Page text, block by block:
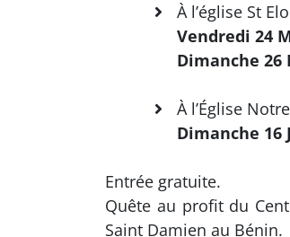
À l’église St
Vendredi 24
Dimanche 26
À l’Église
Dimanche 16
Entrée gratuite.
Quête au profit du
Saint Damien au Bénin.